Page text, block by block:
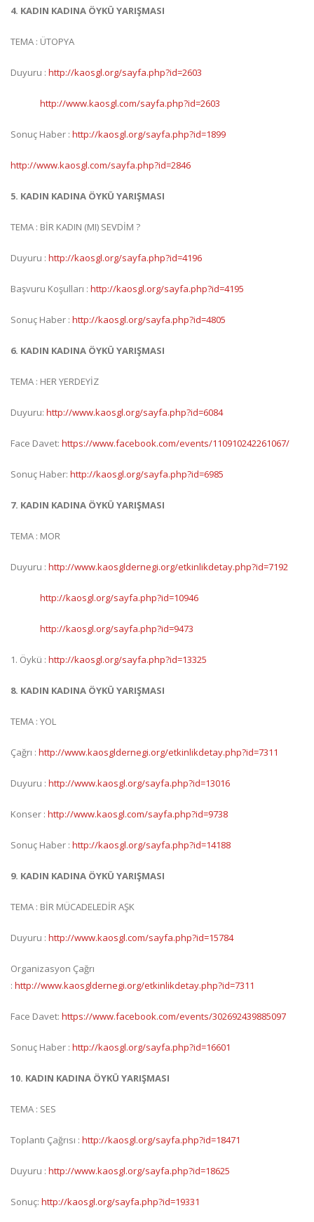
4. KADIN KADINA ÖYKÜ YARIŞMASI
TEMA : ÜTOPYA
Duyuru : http://kaosgl.org/sayfa.php?id=2603
http://www.kaosgl.com/sayfa.php?id=2603
Sonuç Haber : http://kaosgl.org/sayfa.php?id=1899
http://www.kaosgl.com/sayfa.php?id=2846
5. KADIN KADINA ÖYKÜ YARIŞMASI
TEMA : BİR KADIN (MI) SEVDİM ?
Duyuru : http://kaosgl.org/sayfa.php?id=4196
Başvuru Koşulları : http://kaosgl.org/sayfa.php?id=4195
Sonuç Haber : http://kaosgl.org/sayfa.php?id=4805
6. KADIN KADINA ÖYKÜ YARIŞMASI
TEMA : HER YERDEYİZ
Duyuru: http://www.kaosgl.org/sayfa.php?id=6084
Face Davet: https://www.facebook.com/events/110910242261067/
Sonuç Haber: http://kaosgl.org/sayfa.php?id=6985
7. KADIN KADINA ÖYKÜ YARIŞMASI
TEMA : MOR
Duyuru : http://www.kaosgldernegi.org/etkinlikdetay.php?id=7192
http://kaosgl.org/sayfa.php?id=10946
http://kaosgl.org/sayfa.php?id=9473
1. Öykü : http://kaosgl.org/sayfa.php?id=13325
8. KADIN KADINA ÖYKÜ YARIŞMASI
TEMA : YOL
Çağrı : http://www.kaosgldernegi.org/etkinlikdetay.php?id=7311
Duyuru : http://www.kaosgl.org/sayfa.php?id=13016
Konser : http://www.kaosgl.com/sayfa.php?id=9738
Sonuç Haber : http://kaosgl.org/sayfa.php?id=14188
9. KADIN KADINA ÖYKÜ YARIŞMASI
TEMA : BİR MÜCADELEDİR AŞK
Duyuru : http://www.kaosgl.com/sayfa.php?id=15784
Organizasyon Çağrı
: http://www.kaosgldernegi.org/etkinlikdetay.php?id=7311
Face Davet: https://www.facebook.com/events/302692439885097
Sonuç Haber : http://kaosgl.org/sayfa.php?id=16601
10. KADIN KADINA ÖYKÜ YARIŞMASI
TEMA : SES
Toplantı Çağrısı : http://kaosgl.org/sayfa.php?id=18471
Duyuru : http://www.kaosgl.org/sayfa.php?id=18625
Sonuç: http://kaosgl.org/sayfa.php?id=19331